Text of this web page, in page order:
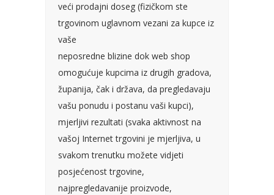
veći prodajni doseg (fizičkom ste
trgovinom uglavnom vezani za kupce iz
vaše
neposredne blizine dok web shop
omogućuje kupcima iz drugih gradova,
županija, čak i država, da pregledavaju
vašu ponudu i postanu vaši kupci),
mjerljivi rezultati (svaka aktivnost na
vašoj Internet trgovini je mjerljiva, u
svakom trenutku možete vidjeti
posjećenost trgovine,
najpregledavanije proizvode,